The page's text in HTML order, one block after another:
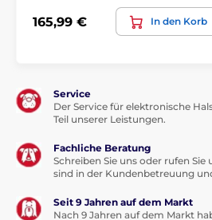
Reichweite wird auch Ihnen in
Gelände gerecht.
Batterie und Laden
Zwei CR2 3V
Lebensdauerreicht
und Art der
Anzeigeleuchte angezeigt.
165,99 € In den Korb
Service
Der Service für elektronische
Teil unserer Leistungen.
Fachliche Beratung
Schreiben Sie uns oder rufen Sie
sind in der Kundenbetreuung
Seit 9 Jahren auf dem Markt
Nach 9 Jahren auf dem Markt